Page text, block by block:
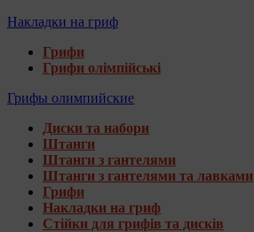
Накладки на гриф
Грифи
Грифи олімпійські
Грифы олимпийские
Диски та набори
Штанги
Штанги з гантелями
Штанги з гантелями та лавками
Грифи
Накладки на гриф
Стійки для грифів та дисків